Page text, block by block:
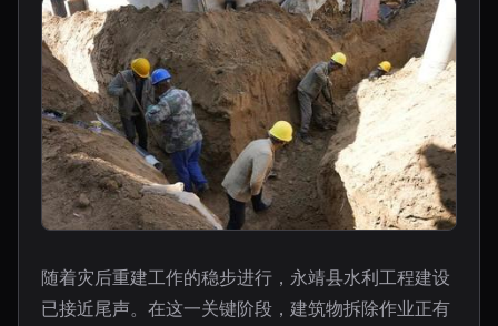
随着灾后重建工作的稳步进行，永靖县水利工程建设
已接近尾声。在这一关键阶段，建筑物拆除作业正有